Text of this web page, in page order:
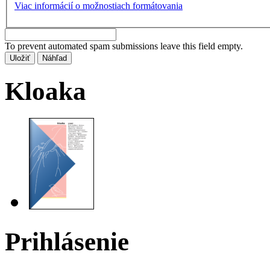
Viac informácií o možnostiach formátovania
To prevent automated spam submissions leave this field empty.
Kloaka
Prihlásenie